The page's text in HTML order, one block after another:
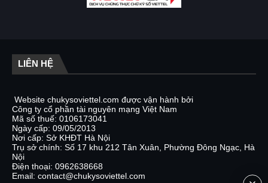
LIÊN HỆ
Website chukysoviettel.com được vận hành bởi
Công ty cổ phần tài nguyên mạng Việt Nam
Mã số thuế: 0106173041
Ngày cấp: 09/05/2013
Nơi cấp: Sở KHĐT Hà Nội
Trụ sở chính: Số 17 khu 212 Tân Xuân, Phường Đông Ngạc, Hà
Nội
Điện thoại: 0962638668
Email: contact@chukysoviettel.com